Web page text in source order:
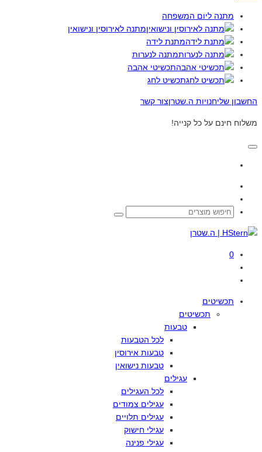
מתנה ליום המשפחה
מתנה לאירוסין ונישואין
מתנת לידה
מתנה לנערות
תכשיטי אהבה
תכשיט לחג
החשבון שליחנויות ה.שטרןצור קשר
משלוח חינם על כל קנייה!
0
תכשיטים
תכשיטים
טבעות
לכל הטבעות
טבעות אירוסין
טבעות נישואין
עגילים
לכל העגילים
עגילים צמודים
עגילים תלויים
עגילי חישוק
עגילי פנינה